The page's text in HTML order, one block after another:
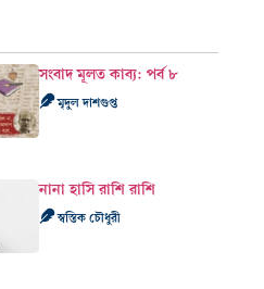
সংবাদ মূলত কাব্য: পর্ব ৮
মৃদুল দাশগুপ্ত
নানা হাসি রাশি রাশি
স্বস্তিক চৌধুরী